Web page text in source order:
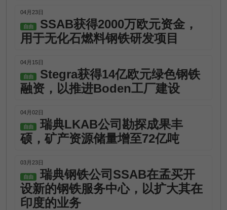
04月23日
自由
SSAB获得2000万欧元资金，
用于无化石燃料钢铁研发项目
04月15日
自由
Stegra获得14亿欧元绿色钢铁
融资，以推进Boden工厂建设
04月02日
自由
瑞典LKAB公司勘探成果丰
硕，矿产资源储量增至72亿吨
03月23日
自由
瑞典钢铁公司SSAB在孟买开
设新的钢铁服务中心，以扩大其在
印度的业务